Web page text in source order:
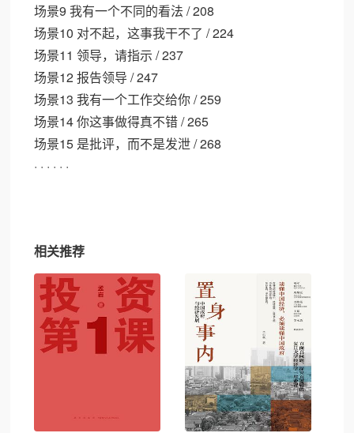
场景9 我有一个不同的看法 / 208
场景10 对不起，这事我干不了 / 224
场景11 领导，请指示 / 237
场景12 报告领导 / 247
场景13 我有一个工作交给你 / 259
场景14 你这事做得真不错 / 265
场景15 是批评，而不是发泄 / 268
· · · · · ·
相关推荐